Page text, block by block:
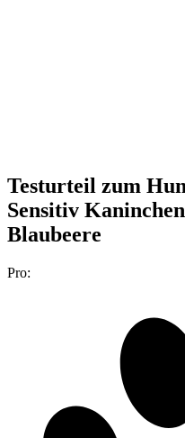
Testurteil zum
Sensitiv
Blaubeere
Pro: